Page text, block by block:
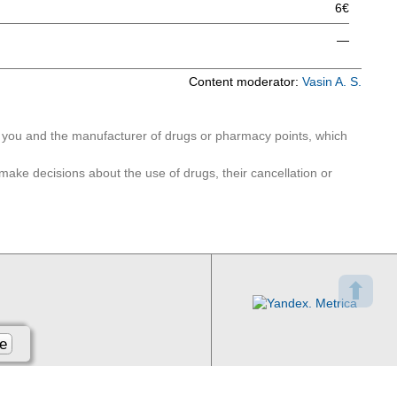
⬆
6€
—
Content moderator: Vasin A. S.
and the manufacturer of drugs or pharmacy points, which
decisions about the use of drugs, their cancellation or